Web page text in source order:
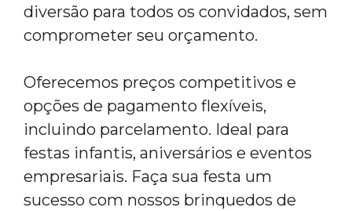
diversão para todos os convidados, sem
comprometer seu orçamento.
Oferecemos preços competitivos e
opções de pagamento flexíveis,
incluindo parcelamento. Ideal para
festas infantis, aniversários e eventos
empresariais. Faça sua festa um
sucesso com nossos brinquedos de